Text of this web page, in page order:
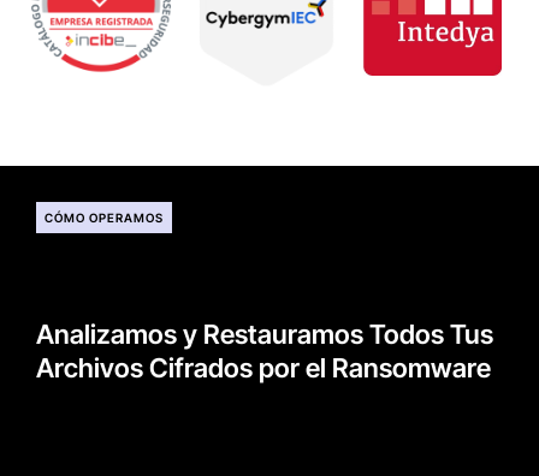
CÓMO OPERAMOS
Analizamos y Restauramos Todos Tus
Archivos Cifrados por el Ransomware